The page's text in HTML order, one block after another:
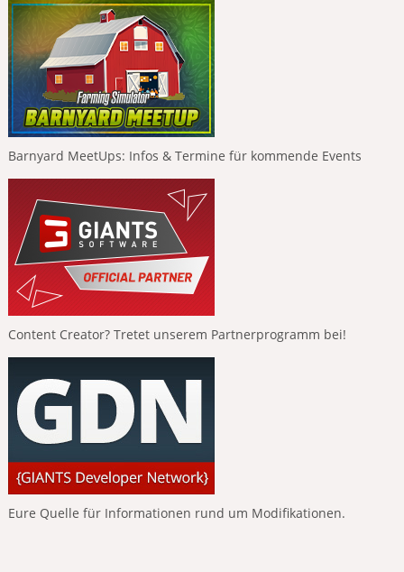
Barnyard MeetUps: Infos & Termine für kommende Events
Content Creator? Tretet unserem Partnerprogramm bei!
Eure Quelle für Informationen rund um Modifikationen.